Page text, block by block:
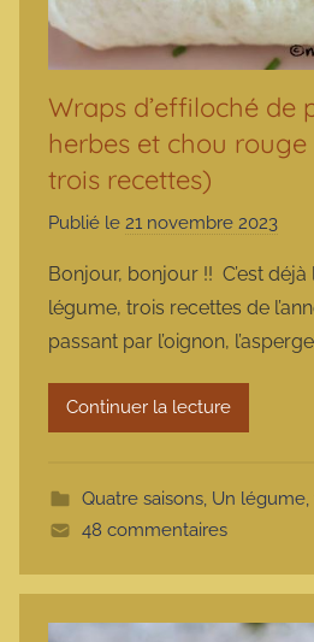
Wraps d’effiloché de
herbes et chou
trois recettes)
Publié le 21 novembre 2023
r
m
a
t
Bonjour, bonjour !! C’est
légume, trois recettes de
passant par l’oignon, l’asperge
Continuer la lecture
Quatre saisons, Un
48 commentaires